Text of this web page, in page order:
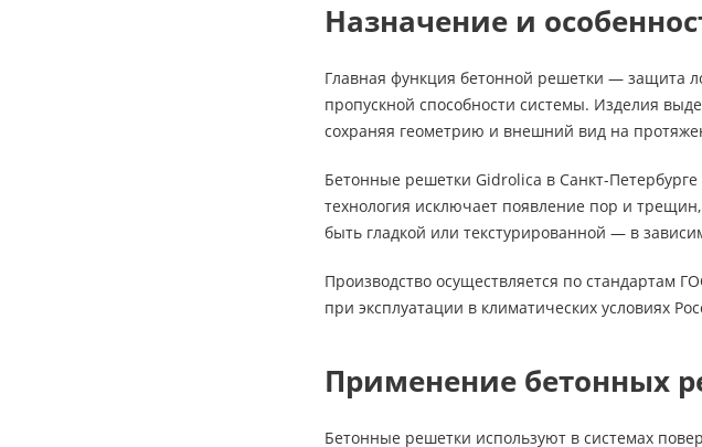
Назначение и
Главная функция бетонной решетки — защита
пропускной способности системы. Изделия
сохраняя геометрию и внешний вид на
Бетонные решетки Gidrolica в Санкт-
технология исключает появление пор и
быть гладкой или текстурированной — в
Производство осуществляется по стандартам
при эксплуатации в климатических условиях
Применение бетонных
Бетонные решетки используют в системах